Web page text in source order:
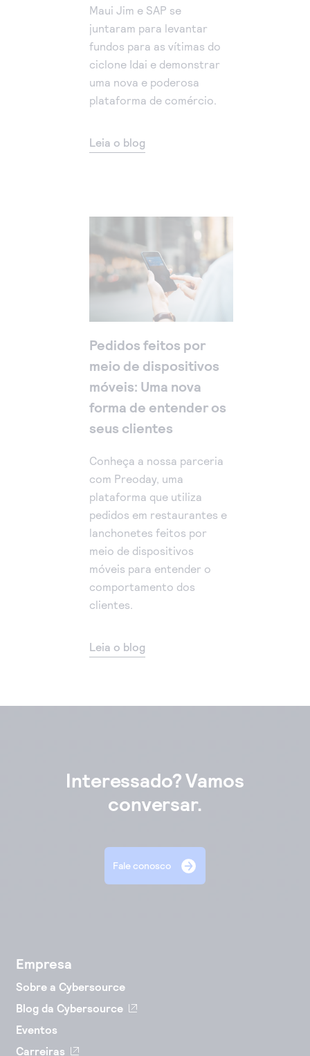
Maui Jim e SAP se
juntaram para levantar
fundos para as vítimas do
ciclone Idai e demonstrar
uma nova e poderosa
plataforma de comércio.
Leia o blog
Pedidos feitos por
meio de dispositivos
móveis: Uma nova
forma de entender os
seus clientes
Conheça a nossa parceria
com Preoday, uma
plataforma que utiliza
pedidos em restaurantes e
lanchonetes feitos por
meio de dispositivos
móveis para entender o
comportamento dos
clientes.
Leia o blog
Interessado? Vamos
conversar.
Fale conosco
Empresa
Sobre a Cybersource
Blog da Cybersource
Eventos
Carreiras